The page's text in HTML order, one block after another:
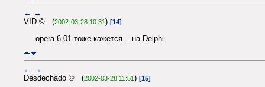
← →
VID © (2002-03-28 10:31 ) [14]
opera 6.01 тоже кажется... на Delphi
← →
Desdechado © (2002-03-28 11:51 ) [15]